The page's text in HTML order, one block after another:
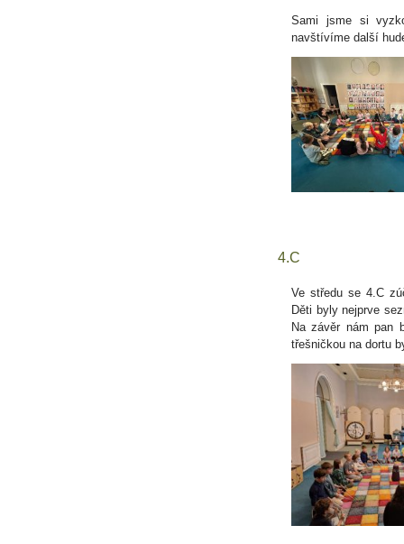
Sami jsme si
navštívíme další
4.C
Ve středu se 4.C
Děti byly nejprve
Na závěr nám pan
třešničkou na dortu